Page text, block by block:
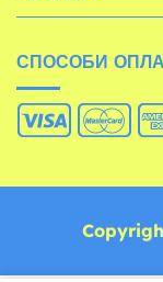
СПОСОБИ